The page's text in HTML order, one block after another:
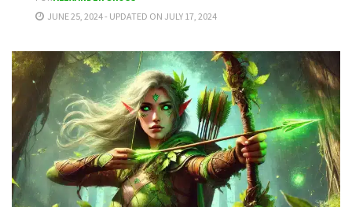
JUNE 25, 2024 - UPDATED ON JULY 17, 2024